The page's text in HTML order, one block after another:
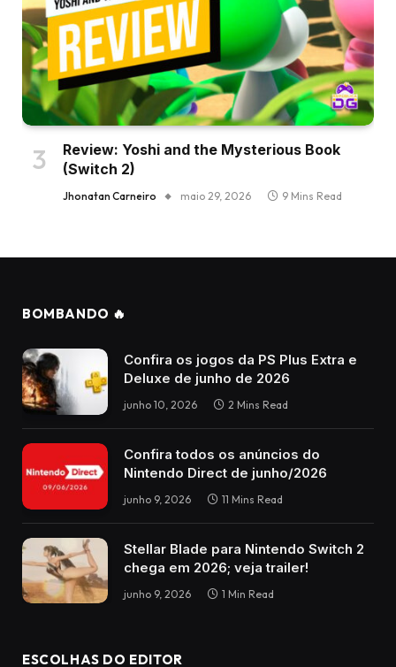
Review: Yoshi and the Mysterious Book
(Switch 2)
Jhonatan Carneiro maio 29, 2026 9 Mins Read
BOMBANDO 🔥
Confira os jogos da PS Plus Extra e
Deluxe de junho de 2026
junho 10, 2026 2 Mins Read
Confira todos os anúncios do
Nintendo Direct de junho/2026
junho 9, 2026 11 Mins Read
Stellar Blade para Nintendo Switch 2
chega em 2026; veja trailer!
junho 9, 2026 1 Min Read
ESCOLHAS DO EDITOR